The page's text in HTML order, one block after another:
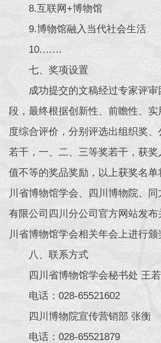
8.互联网+博物馆
9.博物馆融入当代社会生活
10.……
七、奖项设置
成功提交的文稿经过专家评
段，最终根据创新性、前瞻性、
度综合评价，分别评选出组织奖
若干，一、二、三等奖若干，获
值不等的奖品奖励，以上获奖名单
川省博物馆学会、四川博物院、
有限公司四川分公司官方网站发
川省博物馆学会相关年会上进行颁
八、联系方式
四川省博物馆学会秘书处 王
电话：028-65521602
四川博物院宣传营销部 张衡
电话：028-65521879